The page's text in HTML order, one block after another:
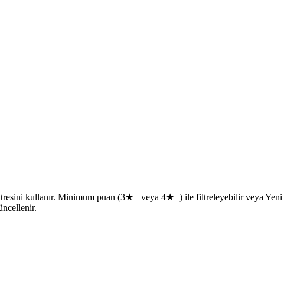
filtresini kullanır. Minimum puan (3★+ veya 4★+) ile filtreleyebilir veya Yeni